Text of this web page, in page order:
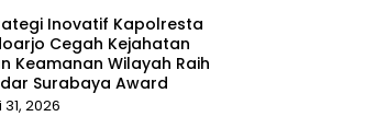
Inovatif Kapolresta
Cegah Kejahatan
Keamanan Wilayah Raih
Surabaya Award
31, 2026